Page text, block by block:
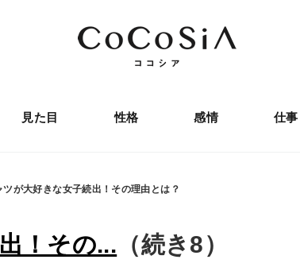
見た目 性格 感情 仕事
ツが大好きな女子続出！その理由とは？
！その... （続き8）